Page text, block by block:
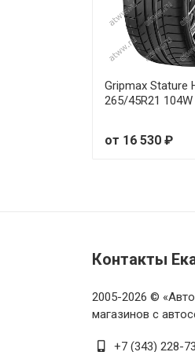
Gripmax Stature
265/45R21 104W
от 16 530 ₽
Контакты
2005-2026 ©
магазинов с
+7 (343) 228-